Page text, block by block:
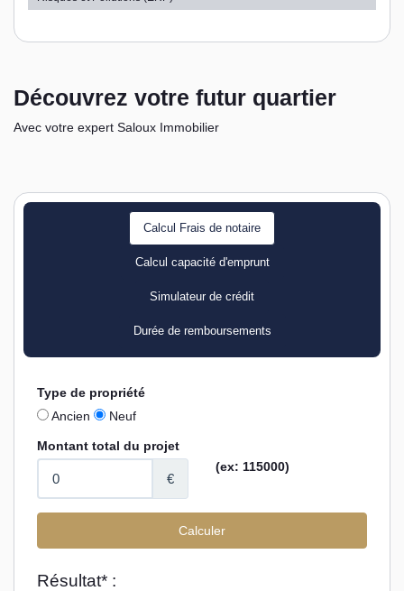
Découvrez votre futur quartier
Avec votre expert Saloux Immobilier
Calcul Frais de notaire
Calcul capacité d'emprunt
Simulateur de crédit
Durée de remboursements